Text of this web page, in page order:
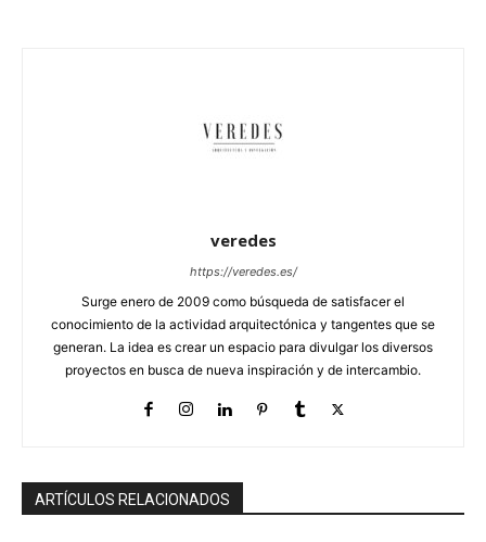
veredes
https://veredes.es/
Surge enero de 2009 como búsqueda de satisfacer el
conocimiento de la actividad arquitectónica y tangentes que se
generan. La idea es crear un espacio para divulgar los diversos
proyectos en busca de nueva inspiración y de intercambio.
ARTÍCULOS RELACIONADOS